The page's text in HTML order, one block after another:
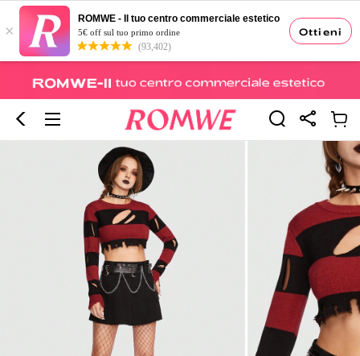
Ottieni
×
ROMWE - Il tuo centro commerciale estetico
5€ off sul tuo primo ordine
(93,402)